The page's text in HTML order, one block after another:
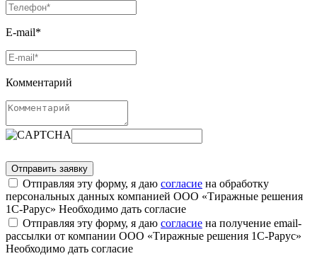
E-mail*
Комментарий
Отправляя эту форму, я даю согласие на обработку
персональных данных компанией ООО «Тиражные решения
1С-Рарус» Необходимо дать согласие
Отправляя эту форму, я даю согласие на получение email-
рассылки от компании ООО «Тиражные решения 1С-Рарус»
Необходимо дать согласие